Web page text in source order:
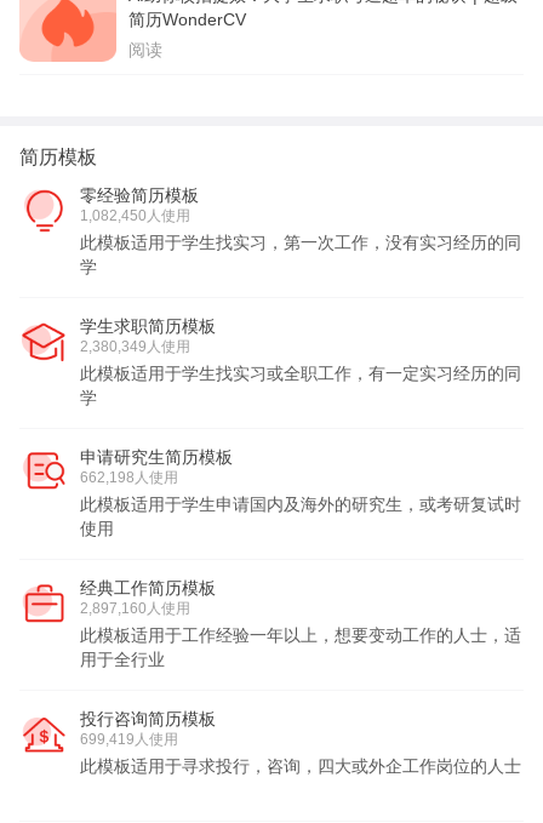
简历WonderCV
阅读
简历模板
零经验简历模板
1,082,450人使用
此模板适用于学生找实习，第一次工作，没有实习经历的同
学
学生求职简历模板
2,380,349人使用
此模板适用于学生找实习或全职工作，有一定实习经历的同
学
申请研究生简历模板
662,198人使用
此模板适用于学生申请国内及海外的研究生，或考研复试时
使用
经典工作简历模板
2,897,160人使用
此模板适用于工作经验一年以上，想要变动工作的人士，适
用于全行业
投行咨询简历模板
699,419人使用
此模板适用于寻求投行，咨询，四大或外企工作岗位的人士